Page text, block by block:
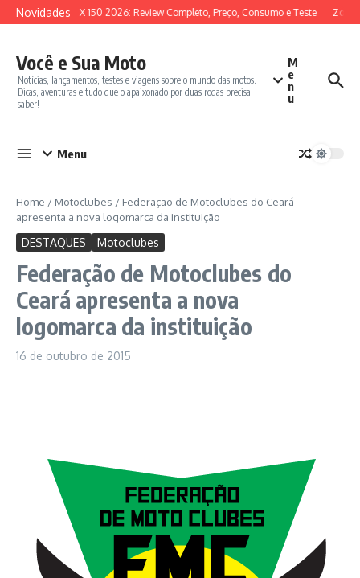
Ir para o conteúdo
Novidades
SYM ADX 150 2026: Review Completo, Preço, Consumo e Teste
Você e Sua Moto
Notícias, lançamentos, testes e viagens sobre o mundo das motos.
Dicas, aventuras e tudo que o apaixonado por duas rodas precisa
saber!
M
e
n
u
Menu
Home / Motoclubes / Federação de Motoclubes do Ceará
apresenta a nova logomarca da instituição
DESTAQUES Motoclubes
Federação de Motoclubes do
Ceará apresenta a nova
logomarca da instituição
16 de outubro de 2015